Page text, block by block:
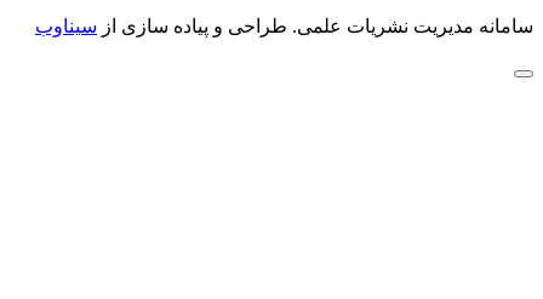
سامانه مدیریت نشریات علمی. طراحی و پیاده سازی از سیناوب